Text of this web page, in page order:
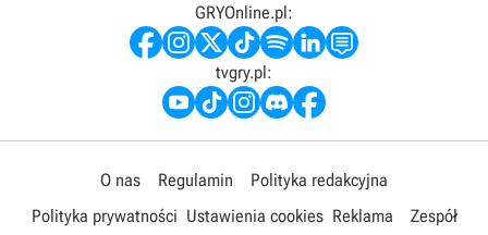
GRYOnline.pl:
tvgry.pl:
O nas Regulamin
Polityka redakcyjna
Polityka prywatności Ustawienia cookies Reklama Zespół